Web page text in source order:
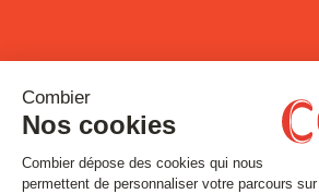
Restons connectés !
Inscrivez-vous à notre newsletter
Email